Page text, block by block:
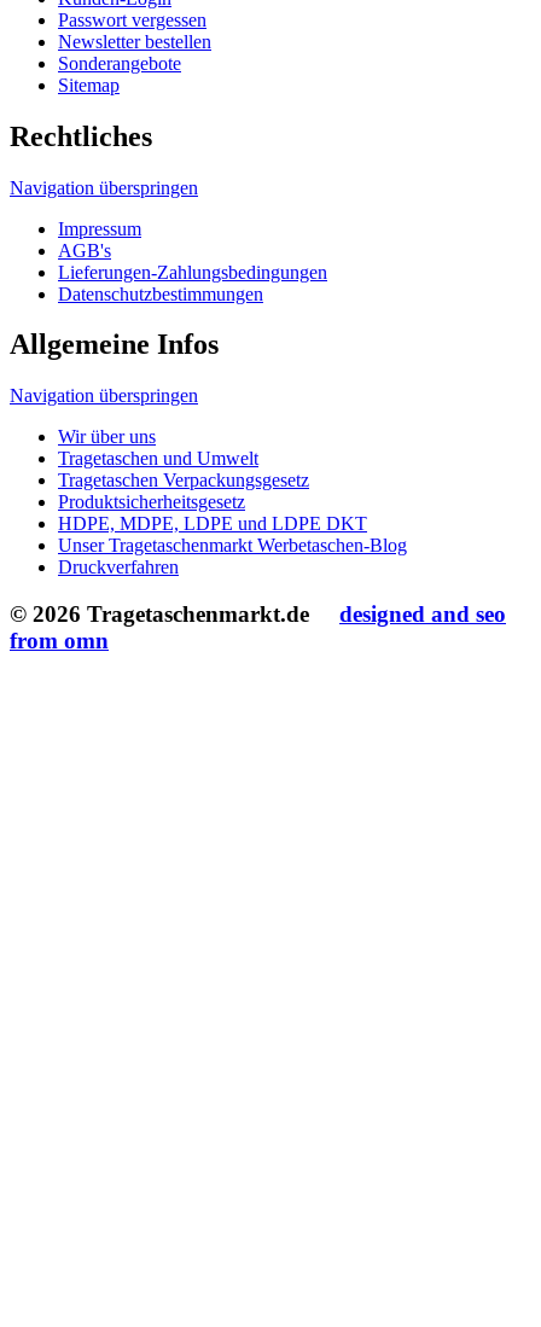
Navigation überspringen
Wir über uns
Tragetaschen und Umwelt
Tragetaschen Verpackungsgesetz
HDPE, MDPE, LDPE und LDPE DKT
Druckverfahren
© 2026 Tragetaschenmarkt.de
from omn